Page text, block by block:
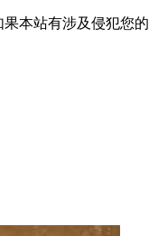
本站有涉及侵犯您